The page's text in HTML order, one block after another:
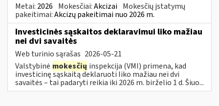
Metai: 2026 Mokesčiai:Akcizai Mokesčių įstatymų
pakeitimai:Akcizų pakeitimai nuo 2026 m.
Investicinės sąskaitos deklaravimui liko mažiau
nei dvi savaitės
Web turinio sąrašas 2026-05-21
Valstybinė mokesčių inspekcija (VMI) primena, kad
investicinę sąskaitą deklaruoti liko mažiau nei dvi
savaitės – tai padaryti reikia iki 2026 m. birželio 1 d. Šiuo...